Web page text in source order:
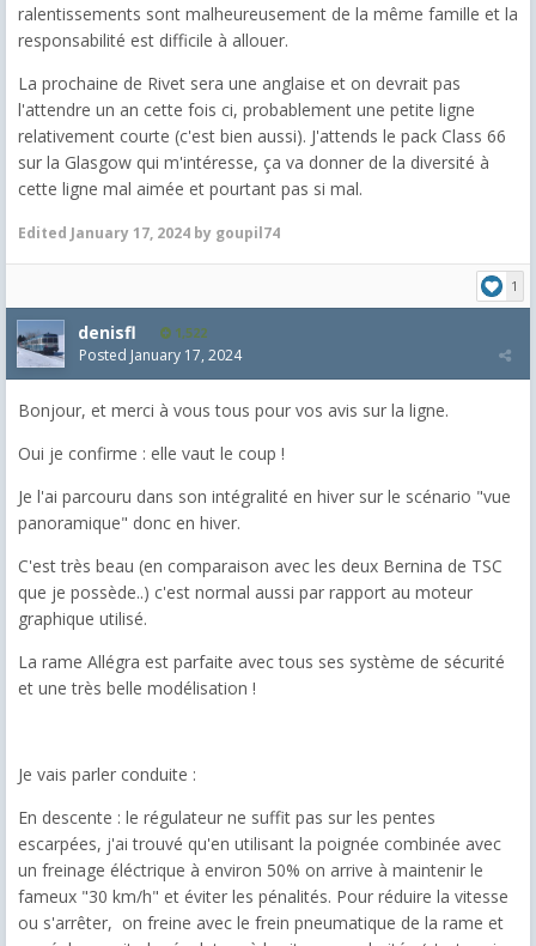
ralentissements sont malheureusement de la même famille et la
responsabilité est difficile à allouer.
La prochaine de Rivet sera une anglaise et on devrait pas
l'attendre un an cette fois ci, probablement une petite ligne
relativement courte (c'est bien aussi). J'attends le pack Class 66
sur la Glasgow qui m'intéresse, ça va donner de la diversité à
cette ligne mal aimée et pourtant pas si mal.
Edited January 17, 2024 by goupil74
1
denisfl 1,522
Posted January 17, 2024
Bonjour, et merci à vous tous pour vos avis sur la ligne.
Oui je confirme : elle vaut le coup !
Je l'ai parcouru dans son intégralité en hiver sur le scénario "vue
panoramique" donc en hiver.
C'est très beau (en comparaison avec les deux Bernina de TSC
que je possède..) c'est normal aussi par rapport au moteur
graphique utilisé.
La rame Allégra est parfaite avec tous ses système de sécurité
et une très belle modélisation !
Je vais parler conduite :
En descente : le régulateur ne suffit pas sur les pentes
escarpées, j'ai trouvé qu'en utilisant la poignée combinée avec
un freinage éléctrique à environ 50% on arrive à maintenir le
fameux "30 km/h" et éviter les pénalités. Pour réduire la vitesse
ou s'arrêter, on freine avec le frein pneumatique de la rame et